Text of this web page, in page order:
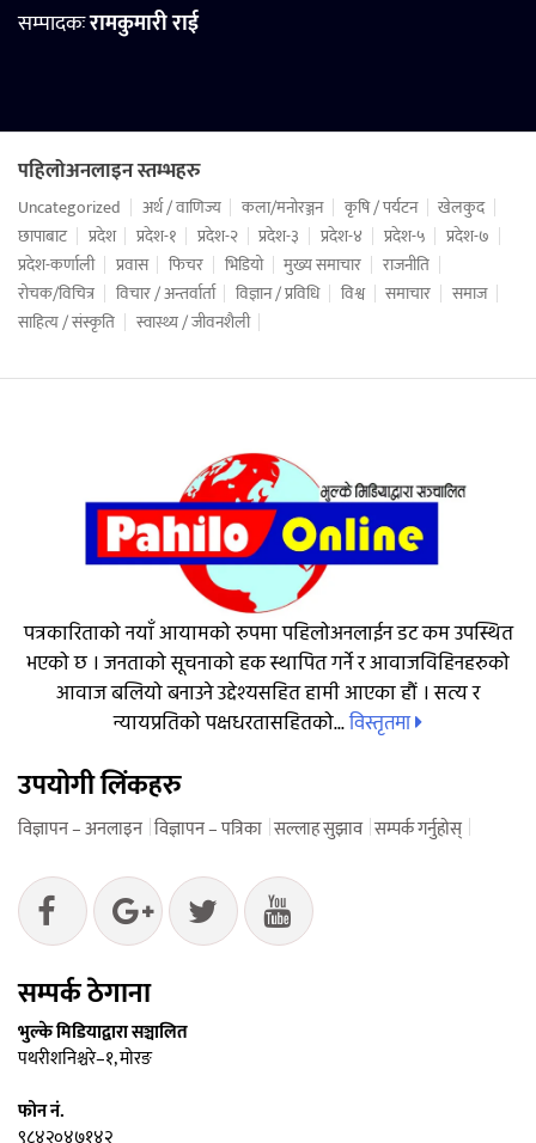
सम्पादकःरामकुमारी राई
पहिलोअनलाइन स्तम्भहरु
Uncategorized अर्थ / वाणिज्य कला/मनोरञ्जन कृषि / पर्यटन
खेलकुद
छापाबाट
प्रदेश प्रदेश-१ प्रदेश-२ प्रदेश-३ प्रदेश-४ प्रदेश-५
प्रदेश-७
प्रदेश-कर्णाली
प्रवास फिचर भिडियो मुख्य समाचार
राजनीति
रोचक/विचित्र
विचार / अन्तर्वार्ता विज्ञान / प्रविधि विश्व समाचार
समाज
साहित्य / संस्कृति
स्वास्थ्य / जीवनशैली
पत्रकारिताको नयाँ आयामको रुपमा पहिलोअनलाईन डट कम उपस्थित
भएको छ । जनताको सूचनाको हक स्थापित गर्ने र आवाजविहिनहरुको
आवाज बलियो बनाउने उद्देश्यसहित हामी आएका हौं । सत्य र
न्यायप्रतिको पक्षधरतासहितको...विस्तृतमा
उपयोगी लिंकहरु
विज्ञापन – अनलाइन विज्ञापन – पत्रिका सल्लाह सुझाव सम्पर्क गर्नुहोस्
सम्पर्क ठेगाना
भुल्के मिडियाद्वारा सञ्चालित
पथरीशनिश्चरे–१, मोरङ
फोन नं.